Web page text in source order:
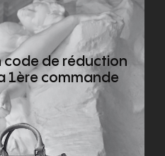
code de réduction
1ère commande